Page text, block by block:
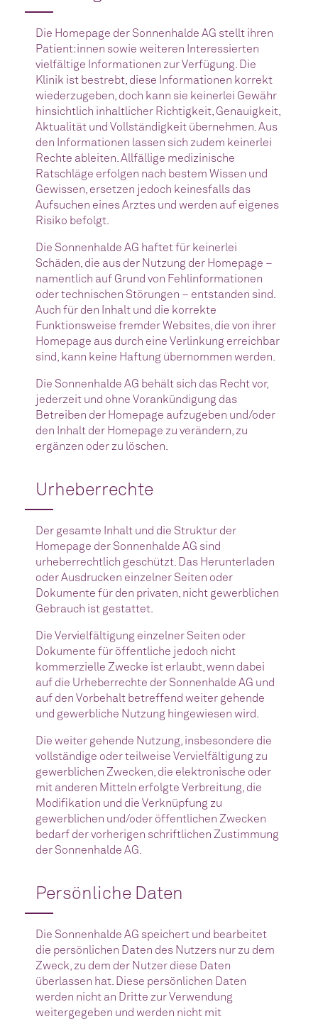
Die Homepage der Sonnenhalde AG stellt ihren
Patient:innen sowie weiteren Interessierten
vielfältige Informationen zur Verfügung. Die
Klinik ist bestrebt, diese Informationen korrekt
wiederzugeben, doch kann sie keinerlei Gewähr
hinsichtlich inhaltlicher Richtigkeit, Genauigkeit,
Aktualität und Vollständigkeit übernehmen. Aus
den Informationen lassen sich zudem keinerlei
Rechte ableiten. Allfällige medizinische
Ratschläge erfolgen nach bestem Wissen und
Gewissen, ersetzen jedoch keinesfalls das
Aufsuchen eines Arztes und werden auf eigenes
Risiko befolgt.
Die Sonnenhalde AG haftet für keinerlei
Schäden, die aus der Nutzung der Homepage –
namentlich auf Grund von Fehlinformationen
oder technischen Störungen – entstanden sind.
Auch für den Inhalt und die korrekte
Funktionsweise fremder Websites, die von ihrer
Homepage aus durch eine Verlinkung erreichbar
sind, kann keine Haftung übernommen werden.
Die Sonnenhalde AG behält sich das Recht vor,
jederzeit und ohne Vorankündigung das
Betreiben der Homepage aufzugeben und/oder
den Inhalt der Homepage zu verändern, zu
ergänzen oder zu löschen.
Urheberrechte
Der gesamte Inhalt und die Struktur der
Homepage der Sonnenhalde AG sind
urheberrechtlich geschützt. Das Herunterladen
oder Ausdrucken einzelner Seiten oder
Dokumente für den privaten, nicht gewerblichen
Gebrauch ist gestattet.
Die Vervielfältigung einzelner Seiten oder
Dokumente für öffentliche jedoch nicht
kommerzielle Zwecke ist erlaubt, wenn dabei
auf die Urheberrechte der Sonnenhalde AG und
auf den Vorbehalt betreffend weiter gehende
und gewerbliche Nutzung hingewiesen wird.
Die weiter gehende Nutzung, insbesondere die
vollständige oder teilweise Vervielfältigung zu
gewerblichen Zwecken, die elektronische oder
mit anderen Mitteln erfolgte Verbreitung, die
Modifikation und die Verknüpfung zu
gewerblichen und/oder öffentlichen Zwecken
bedarf der vorherigen schriftlichen Zustimmung
der Sonnenhalde AG.
Persönliche Daten
Die Sonnenhalde AG speichert und bearbeitet
die persönlichen Daten des Nutzers nur zu dem
Zweck, zu dem der Nutzer diese Daten
überlassen hat. Diese persönlichen Daten
werden nicht an Dritte zur Verwendung
weitergegeben und werden nicht mit